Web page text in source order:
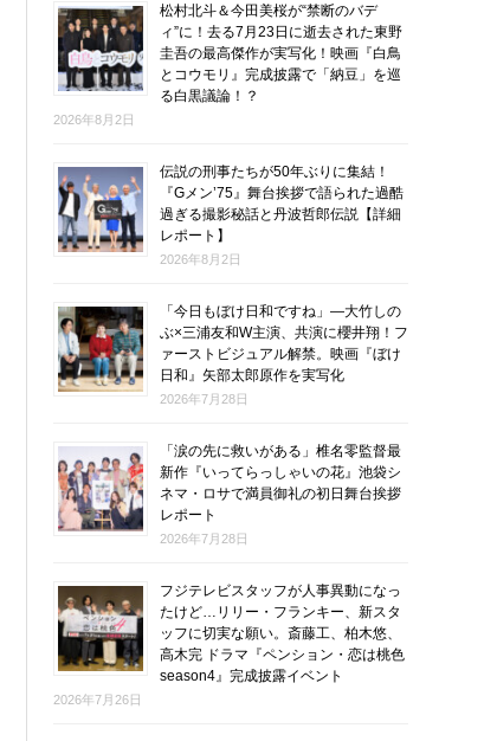
松村北斗＆今田美桜が“禁断のバデ
ィ”に！去る7月23日に逝去された東野
圭吾の最高傑作が実写化！映画『白鳥
とコウモリ』完成披露で「納豆」を巡
る白黒議論！？
2026年8月2日
伝説の刑事たちが50年ぶりに集結！
『Gメン’75』舞台挨拶で語られた過酷
過ぎる撮影秘話と丹波哲郎伝説【詳細
レポート】
2026年8月2日
「今日もぼけ日和ですね」―大竹しの
ぶ×三浦友和W主演、共演に櫻井翔！フ
ァーストビジュアル解禁。映画『ぼけ
日和』矢部太郎原作を実写化
2026年7月28日
「涙の先に救いがある」椎名零監督最
新作『いってらっしゃいの花』池袋シ
ネマ・ロサで満員御礼の初日舞台挨拶
レポート
2026年7月28日
フジテレビスタッフが人事異動になっ
たけど…リリー・フランキー、新スタ
ッフに切実な願い。斎藤工、柏木悠、
高木完 ドラマ『ペンション・恋は桃色
season4』完成披露イベント
2026年7月26日